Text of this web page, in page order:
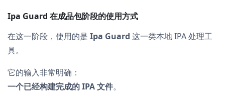
Ipa Guard 在成品包阶段的使用方式
在这一阶段，使用的是 Ipa Guard 这一类本地 IPA 处理工
具。
它的输入非常明确：
一个已经构建完成的 IPA 文件。